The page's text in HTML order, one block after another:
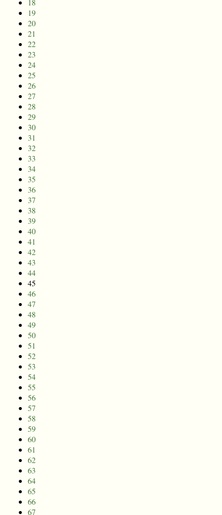
19
20
21
22
23
24
25
26
27
28
29
30
31
32
33
34
35
36
37
38
39
40
41
42
43
44
45
46
47
48
49
50
51
52
53
54
55
56
57
58
59
60
61
62
63
64
65
66
67